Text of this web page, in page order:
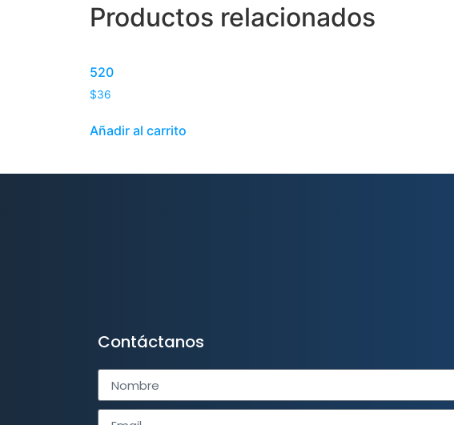
Productos relacionados
520
$36
Añadir al carrito
Contáctanos